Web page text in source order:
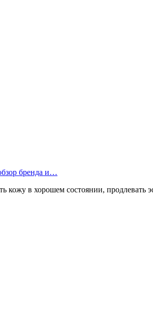
бренда и…
кожу в хорошем состоянии, продлевать